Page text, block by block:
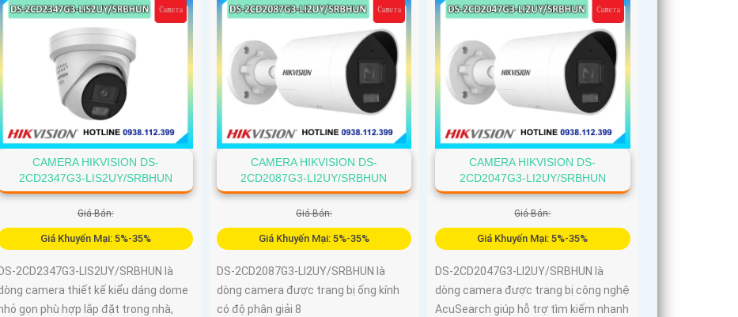
CAMERA HIKVISION DS-
2CD2347G3-LIS2UY/SRBHUN
Giá Bán:
Giá Khuyến Mại: 5%-35%
DS-2CD2347G3-LIS2UY/SRBHUN là
camera thiết kế kiểu dáng dome
gọn phù hợp lắp đặt trong nhà,
CAMERA HIKVISION DS-
2CD2087G3-LI2UY/SRBHUN
Giá Bán:
Giá Khuyến Mại: 5%-35%
DS-2CD2087G3-LI2UY/SRBHUN là
dòng camera được trang bị ống kính
có độ phân giải 8
CAMERA HIKVISION DS-
2CD2047G3-LI2UY/SRBHUN
Giá Bán:
Giá Khuyến Mại: 5%-35%
DS-2CD2047G3-LI2UY/SRBHUN là
dòng camera được trang bị công nghệ
AcuSearch giúp hỗ trợ tìm kiếm nhanh